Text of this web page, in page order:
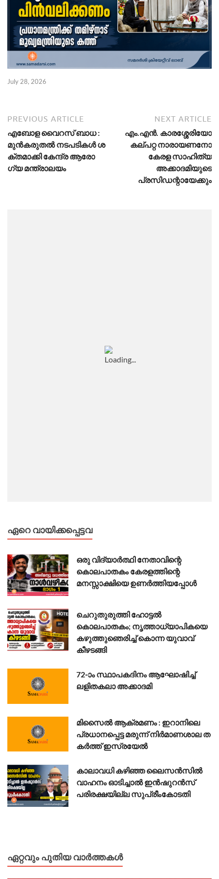
July 28, 2026
PREVIOUS ARTICLE
എ​ബോ​ള വൈ​റ​സ് ബാ​ധ :
മു​ൻ​ക​രു​ത​ൽ ന​ട​പ​ടി​ക​ൾ ശ​
ക്ത​മാ​ക്കി കേ​ന്ദ്ര ആ​രോ​
ഗ്യ മ​ന്ത്രാ​ല​യം
NEXT ARTICLE
എം.എൻ. കാരശ്ശേരിയോ
കല്പറ്റ നാരായണനോ
കേരള സാഹിത്യ
അക്കാദമിയുടെ
പ്രസിഡന്റായേക്കും
ഏറെ വായിക്കപ്പെട്ടവ
ഒരു വിദ്യാർത്ഥി നേതാവിന്റെ
കൊലപാതകം കേരളത്തിന്റെ
മനസ്സാക്ഷിയെ ഉണർത്തിയപ്പോൾ
ചെറുതുരുത്തി ഹോട്ടൽ
കൊലപാതകം; നൃത്താധ്യാപികയെ
കഴുത്തുഞെരിച്ച് കൊന്ന യുവാവ്
കീഴടങ്ങി
72-ാം സ്ഥാപകദിനം ആഘോഷിച്ച്
ലളിതകലാ അക്കാദമി
മി​സൈ​ൽ ആ​ക്ര​മ​ണം : ഇ​റാ​നി​ലെ
പ്ര​ധാ​ന​പ്പെ​ട്ട മ​രു​ന്ന് നി​ര്‍​മാ​ണ​ശാ​ല ത​
ക​ർ​ത്ത് ഇ​സ്ര​യേ​ൽ
കാലാവധി കഴിഞ്ഞ ലൈസൻസിൽ
വാഹനം ഓടിച്ചാൽ ഇൻഷുറൻസ്
പരിരക്ഷയില്ല സുപ്രീംകോടതി
ഏറ്റവും പുതിയ വാർത്തകൾ